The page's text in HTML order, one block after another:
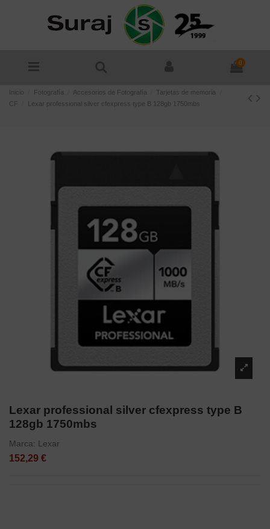
0
Inicio Fotografía Accesorios de Fotografía
Tarjetas de memoria
CF
Lexar professional silver cfexpress type B 128gb 1750mbs
Lexar professional silver cfexpress type B
128gb 1750mbs
Marca: Lexar
152,29 €